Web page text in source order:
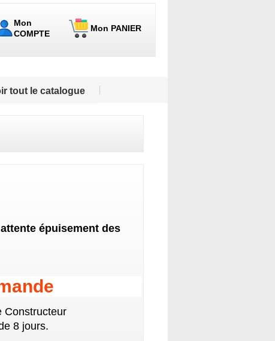
Mon
COMPTE
Mon PANIER
tout le catalogue
épuisement des
Constructeur
8 jours.